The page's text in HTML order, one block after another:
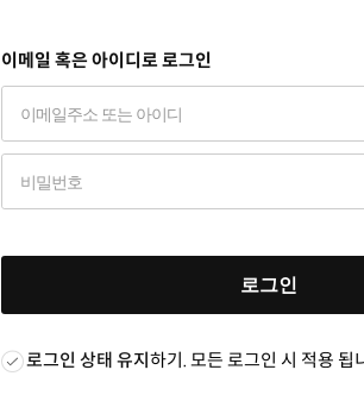
이메일 혹은 아이디로 로그인
로그인
로그인 상태 유지하기. 모든 로그인 시 적용 됩